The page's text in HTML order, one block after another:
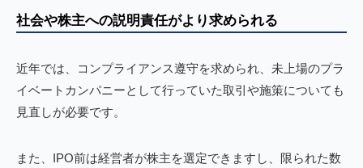
社会や株主への説明責任がより求められる
近年では、コンプライアンス遵守を求められ、未上場のプラ
イベートカンパニーとして行っていた取引や施策についても
見直しが必要です。
また、IPO前は経営者が株主を選定できますし、限られた数